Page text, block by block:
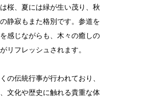
桜、夏には緑が生い茂り、秋
静寂もまた格別です。参道を
感じながらも、木々の癒しの
リフレッシュされます。
の伝統行事が行われており、
文化や歴史に触れる貴重な体